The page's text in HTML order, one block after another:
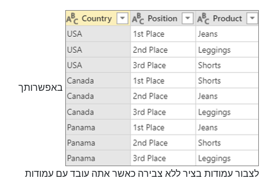
באפשרותך
לצבור עמודות בציר ללא צבירה כאשר אתה עובד עם עמודות